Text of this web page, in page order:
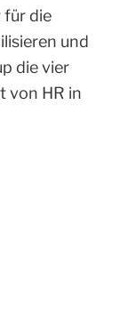
für die
und
die vier
von HR in